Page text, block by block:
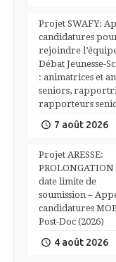
Projet SWAFY:
candidatures
rejoindre
Débat Jeunesse-
: animatrices et
seniors,
rapporteurs
7 août 2026
Projet ARESSE:
PROLONGATION
date limite de
soumission –
candidatures
Post-Doc (2026)
4 août 2026